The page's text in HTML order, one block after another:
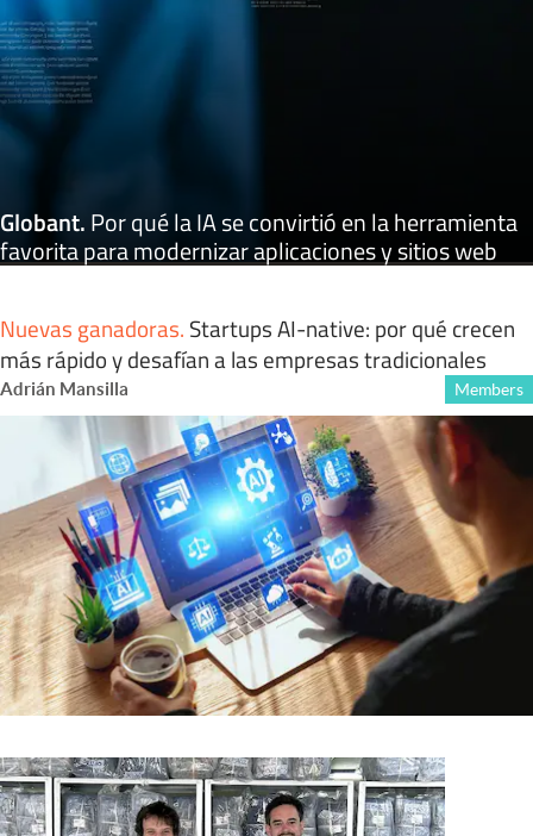
Globant.Por qué la IA se convirtió en la herramienta
favorita para modernizar aplicaciones y sitios web
Nuevas ganadoras. Startups AI-native: por qué crecen
más rápido y desafían a las empresas tradicionales
Adrián Mansilla Members